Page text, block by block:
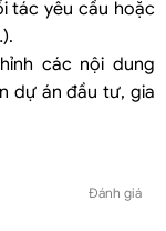
tác yêu cầu hoặc
các nội dung
dự án đầu tư, gia
Đánh giá